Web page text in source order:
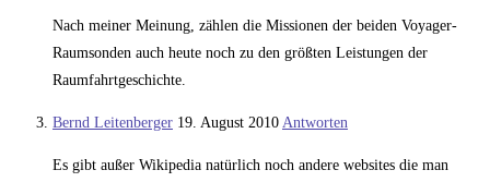
Nach meiner Meinung, zählen die Missionen der beiden Voyager-
Raumsonden auch heute noch zu den größten Leistungen der
Raumfahrtgeschichte.
Bernd Leitenberger 19. August 2010 Antworten
Es gibt außer Wikipedia natürlich noch andere websites die man